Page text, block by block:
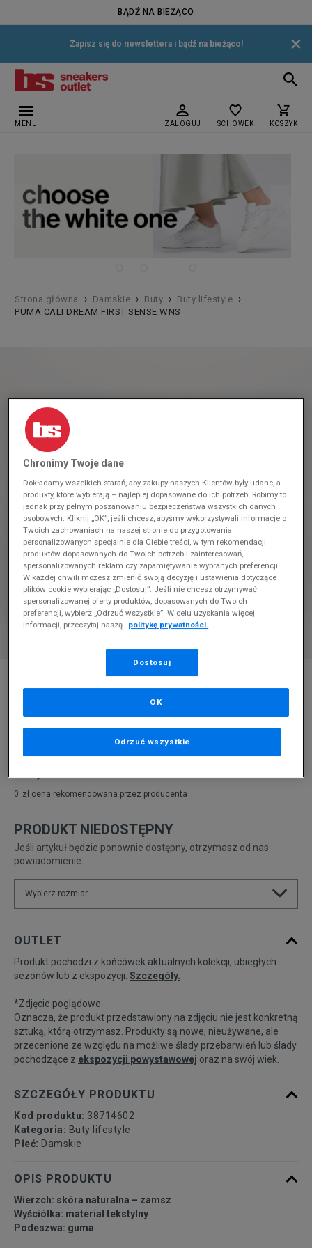
BĄDŹ NA BIEŻĄCO
Zapisz się do newslettera i bądź na bieżąco! ×
MENU ZALOGUJ SCHOWEK KOSZYK
Strona główna › Damskie › Buty › Buty lifestyle ›
PUMA CALI DREAM FIRST SENSE WNS
Produkt pochodzi z końcówek aktualnych kolekcji, ubiegłych
sezonów lub z ekspozycji.Szczegóły.
0 zł cena rekomendowana przez producenta
229,99 zł
PRODUKT NIEDOSTĘPNY
Jeśli artykuł będzie ponownie dostępny, otrzymasz od nas
powiadomienie.
Wybierz rozmiar
36 22,5 cm Powiadom o dostępności
37 23 cm
37,5 23,5 cm Powiadom o dostępności
38,5 24,5 cm
40 25,5 cm
OUTLET
Produkt pochodzi z końcówek aktualnych kolekcji, ubiegłych
sezonów lub z ekspozycji. Szczegóły.
*Zdjęcie poglądowe
Oznacza, że produkt przedstawiony na zdjęciu nie jest konkretną
sztuką, którą otrzymasz. Produkty są nowe, nieużywane, ale
przecenione ze względu na możliwe ślady przebarwień lub ślady
pochodzące z ekspozycji powystawowej oraz na swój wiek.
SZCZEGÓŁY PRODUKTU
Kod produktu: 38714602
Kategoria: Buty lifestyle
Płeć: Damskie
OPIS PRODUKTU
Wierzch: skóra naturalna – zamsz
Wyściółka: materiał tekstylny
Podeszwa: guma
Chronimy Twoje dane
Dokładamy wszelkich starań, aby zakupy naszych Klientów były udane, a
produkty, które wybierają – najlepiej dopasowane do ich potrzeb. Robimy to
jednak przy pełnym poszanowaniu bezpieczeństwa wszystkich danych
osobowych. Kliknij „OK”, jeśli chcesz, abyśmy wykorzystywali informacje o
Twoich zachowaniach na naszej stronie do przygotowania
personalizowanych specjalnie dla Ciebie treści, w tym rekomendacji
produktów dopasowanych do Twoich potrzeb i zainteresowań,
spersonalizowanych reklam czy zapamiętywanie wybranych preferencji.
W każdej chwili możesz zmienić swoją decyzję i ustawienia dotyczące
plików cookie wybierając „Dostosuj”. Jeśli nie chcesz otrzymywać
spersonalizowanej oferty produktów, dopasowanych do Twoich
preferencji, wybierz „Odrzuć wszystkie”. W celu uzyskania więcej
informacji, przeczytaj naszą
politykę prywatności.
Dostosuj
Odrzuć wszystkie
OK